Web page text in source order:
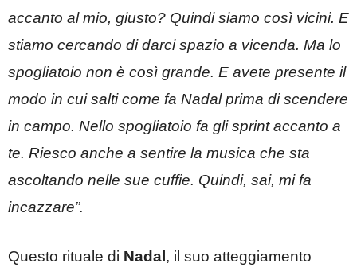
accanto al mio, giusto? Quindi siamo così vicini. E
stiamo cercando di darci spazio a vicenda. Ma lo
spogliatoio non è così grande. E avete presente il
modo in cui salti come fa Nadal prima di scendere
in campo. Nello spogliatoio fa gli sprint accanto a
te. Riesco anche a sentire la musica che sta
ascoltando nelle sue cuffie. Quindi, sai, mi fa
incazzare”.
Questo rituale di Nadal , il suo atteggiamento